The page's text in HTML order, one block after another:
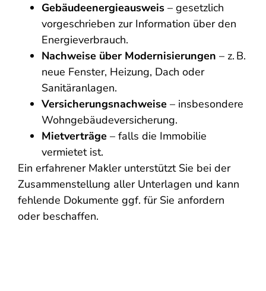
Gebäudeenergieausweis – gesetzlich
vorgeschrieben zur Information über den
Energieverbrauch.
Nachweise über Modernisierungen – z. B.
neue Fenster, Heizung, Dach oder
Sanitäranlagen.
Versicherungsnachweise – insbesondere
Wohngebäudeversicherung.
Mietverträge – falls die Immobilie
vermietet ist.
Ein erfahrener Makler unterstützt Sie bei der
Zusammenstellung aller Unterlagen und kann
fehlende Dokumente ggf. für Sie anfordern
oder beschaffen.